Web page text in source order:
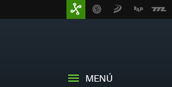
MENÚ